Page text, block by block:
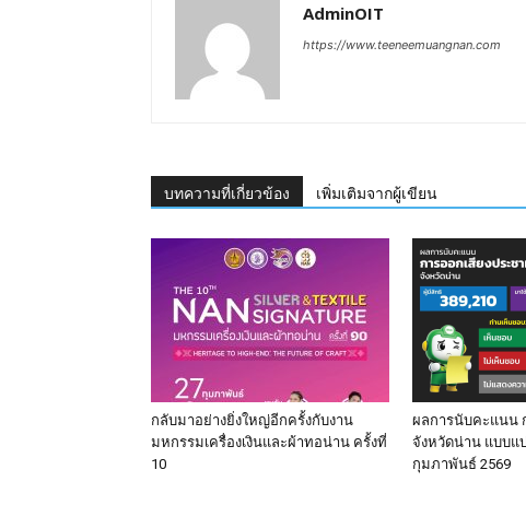
AdminOIT
https://www.teeneemuangnan.com
บทความที่เกี่ยวข้อง เพิ่มเติมจากผู้เขียน
กลับมาอย่างยิ่งใหญ่อีกครั้งกับงาน
มหกรรมเครื่องเงินและผ้าทอน่าน ครั้งที่
10
ผลการนับคะแนน
จังหวัดน่าน แบบแ
กุมภาพันธ์ 2569